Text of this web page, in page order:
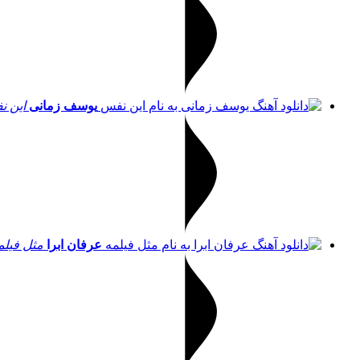
یوسف زمانی این
عرفان ابرا مثل